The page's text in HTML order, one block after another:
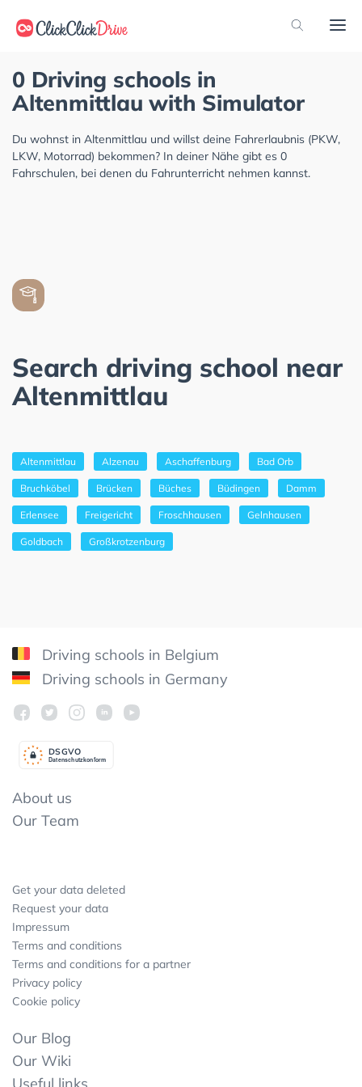
0 Driving schools in
Altenmittlau with Simulator
Du wohnst in Altenmittlau und willst deine Fahrerlaubnis (PKW,
LKW, Motorrad) bekommen? In deiner Nähe gibt es 0
Fahrschulen, bei denen du Fahrunterricht nehmen kannst.
Search driving school near
Altenmittlau
Altenmittlau Alzenau Aschaffenburg Bad Orb
Bruchköbel Brücken Büches Büdingen Damm
Erlensee Freigericht Froschhausen Gelnhausen
Goldbach Großkrotzenburg
Driving schools in Belgium
Driving schools in Germany
Datenschutzkonform
DSGVO
About us
Our Team
Get your data deleted
Request your data
Impressum
Terms and conditions
Terms and conditions for a partner
Privacy policy
Cookie policy
Our Blog
Our Wiki